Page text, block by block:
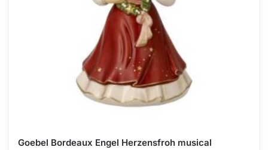
Goebel Bordeaux Engel Herzensfroh musical